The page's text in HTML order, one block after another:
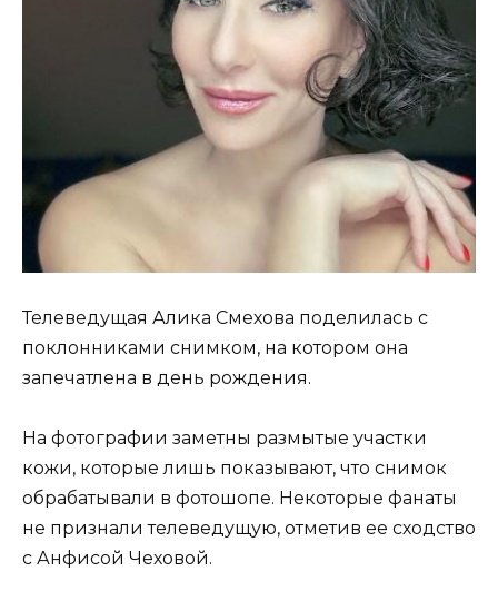
Телеведущая Алика Смехова поделилась с
поклонниками снимком, на котором она
запечатлена в день рождения.
На фотографии заметны размытые участки
кожи, которые лишь показывают, что снимок
обрабатывали в фотошопе. Некоторые фанаты
не признали телеведущую, отметив ее сходство
с Анфисой Чеховой.